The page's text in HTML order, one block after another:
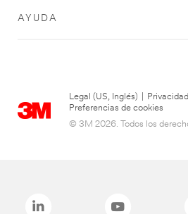
AYUDA
Legal (US, Inglés)
Preferencias de cookies
© 3M 2026. Todos los